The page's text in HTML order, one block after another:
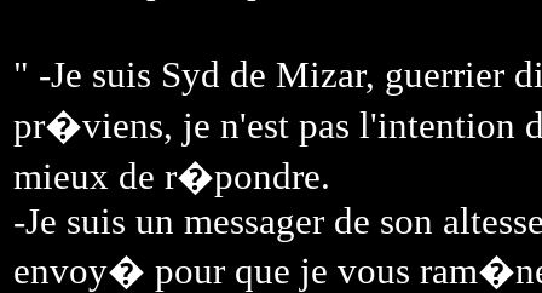
" -Je suis Syd de Mizar, guerrier
pr�viens, je n'est pas l'intention
mieux de r�pondre.
-Je suis un messager de son
envoy� pour que je vous